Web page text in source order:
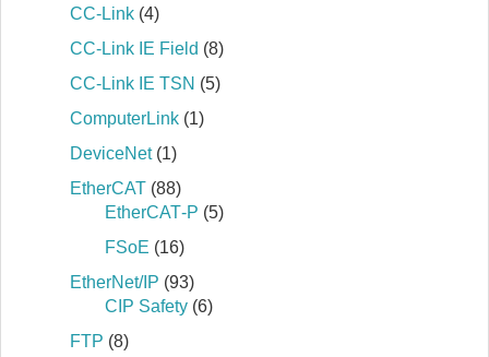
CC-Link (4)
CC-Link IE Field (8)
CC-Link IE TSN (5)
ComputerLink (1)
DeviceNet(1)
EtherCAT (88)
EtherCAT‐P (5)
FSoE (16)
EtherNet/IP (93)
CIP Safety (6)
FTP (8)